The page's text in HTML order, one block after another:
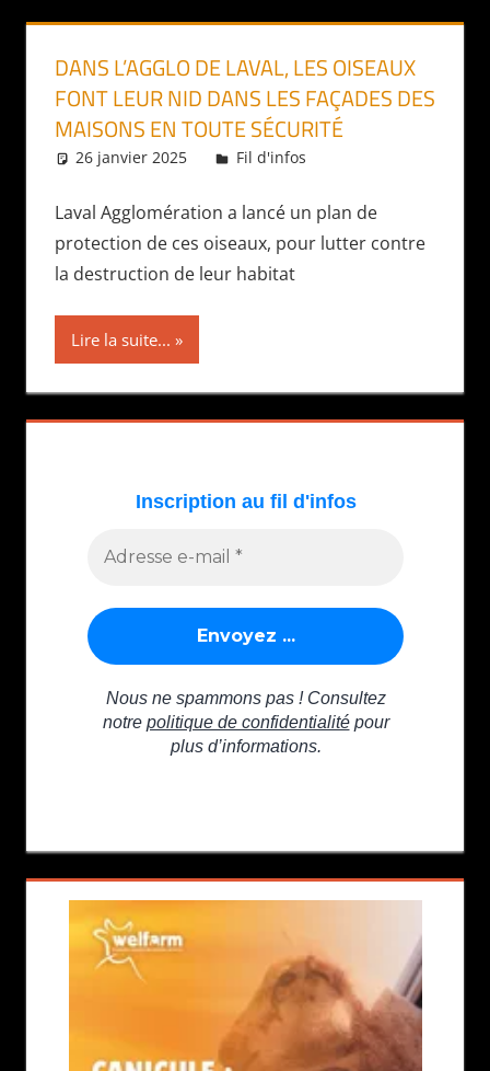
DANS L’AGGLO DE LAVAL, LES OISEAUX
FONT LEUR NID DANS LES FAÇADES DES
MAISONS EN TOUTE SÉCURITÉ
26 janvier 2025 Daniel
Fil d'infos
Laval Agglomération a lancé un plan de
protection de ces oiseaux, pour lutter contre
la destruction de leur habitat
Lire la suite...